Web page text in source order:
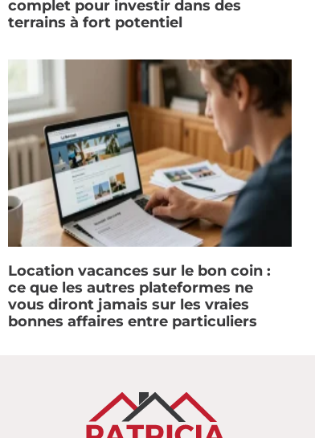
complet pour investir dans des
terrains à fort potentiel
Location vacances sur le bon coin :
ce que les autres plateformes ne
vous diront jamais sur les vraies
bonnes affaires entre particuliers